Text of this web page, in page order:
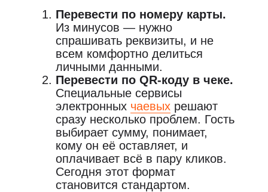
Перевести по номеру карты.
Из минусов — нужно
спрашивать реквизиты, и не
всем комфортно делиться
личными данными.
Перевести по QR-коду в чеке.
Специальные сервисы
электронных чаевыхрешают
сразу несколько проблем. Гость
выбирает сумму, понимает,
кому он её оставляет, и
оплачивает всё в пару кликов.
Сегодня этот формат
становится стандартом.